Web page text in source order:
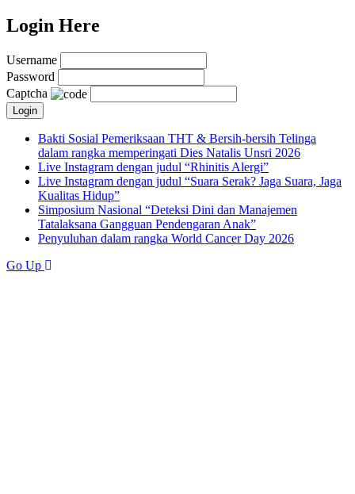
Login Here
Username
Password
Captcha
Bakti Sosial Pemeriksaan THT & Bersih-bersih Telinga
dalam rangka memperingati Dies Natalis Unsri 2026
Live Instagram dengan judul “Rhinitis Alergi”
Live Instagram dengan judul “Suara Serak? Jaga Suara, Jaga
Kualitas Hidup”
Simposium Nasional “Deteksi Dini dan Manajemen
Tatalaksana Gangguan Pendengaran Anak”
Penyuluhan dalam rangka World Cancer Day 2026
Go Up